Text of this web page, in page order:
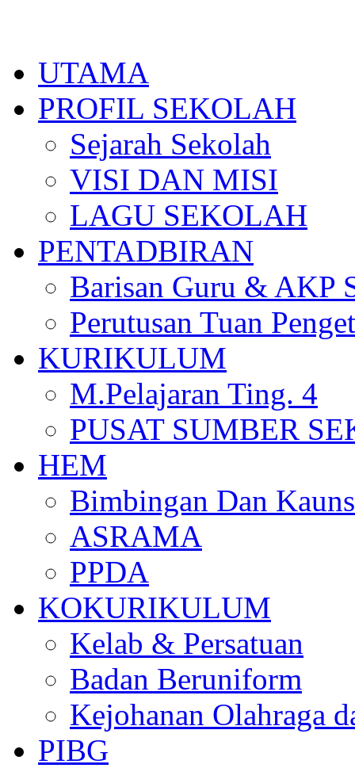
UTAMA
PROFIL SEKOLAH
Sejarah Sekolah
VISI DAN MISI
LAGU SEKOLAH
PENTADBIRAN
Barisan Guru & AKP
Perutusan Tuan
KURIKULUM
M.Pelajaran Ting. 4
PUSAT SUMBER
HEM
Bimbingan Dan
ASRAMA
PPDA
KOKURIKULUM
Kelab & Persatuan
Badan Beruniform
Kejohanan Olahraga
PIBG